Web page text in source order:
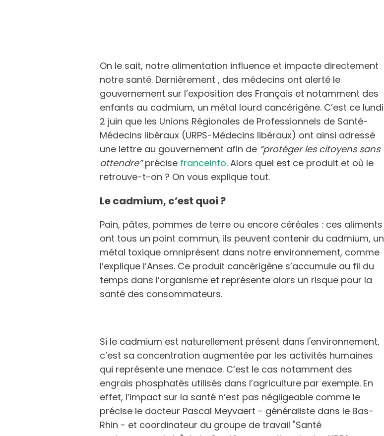
On le sait, notre alimentation influence et impacte directement
notre santé. Dernièrement , des médecins ont alerté le
gouvernement sur l’exposition des Français et notamment des
enfants au cadmium, un métal lourd cancérigène. C’est ce lundi
2 juin que les Unions Régionales de Professionnels de Santé-
Médecins libéraux (URPS-Médecins libéraux) ont ainsi adressé
une lettre au gouvernement afin de “protéger les citoyens sans
attendre”précise franceinfo. Alors quel est ce produit et où le
retrouve-t-on ? On vous explique tout.
Le cadmium, c’est quoi ?
Pain, pâtes, pommes de terre ou encore céréales : ces aliments
ont tous un point commun, ils peuvent contenir du cadmium, un
métal toxique omniprésent dans notre environnement, comme
l’explique l’Anses. Ce produit cancérigène s’accumule au fil du
temps dans l’organisme et représente alors un risque pour la
santé des consommateurs.
Si le cadmium est naturellement présent dans l'environnement,
c’est sa concentration augmentée par les activités humaines
qui représente une menace. C’est le cas notamment des
engrais phosphatés utilisés dans l’agriculture par exemple. En
effet, l’impact sur la santé n’est pas négligeable comme le
précise le docteur Pascal Meyvaert - généraliste dans le Bas-
Rhin - et coordinateur du groupe de travail "Santé